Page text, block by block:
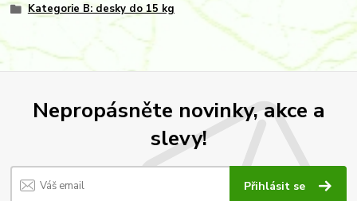
Kategorie B: desky do 15 kg
Nepropásněte novinky, akce a
slevy!
Přihlásit se